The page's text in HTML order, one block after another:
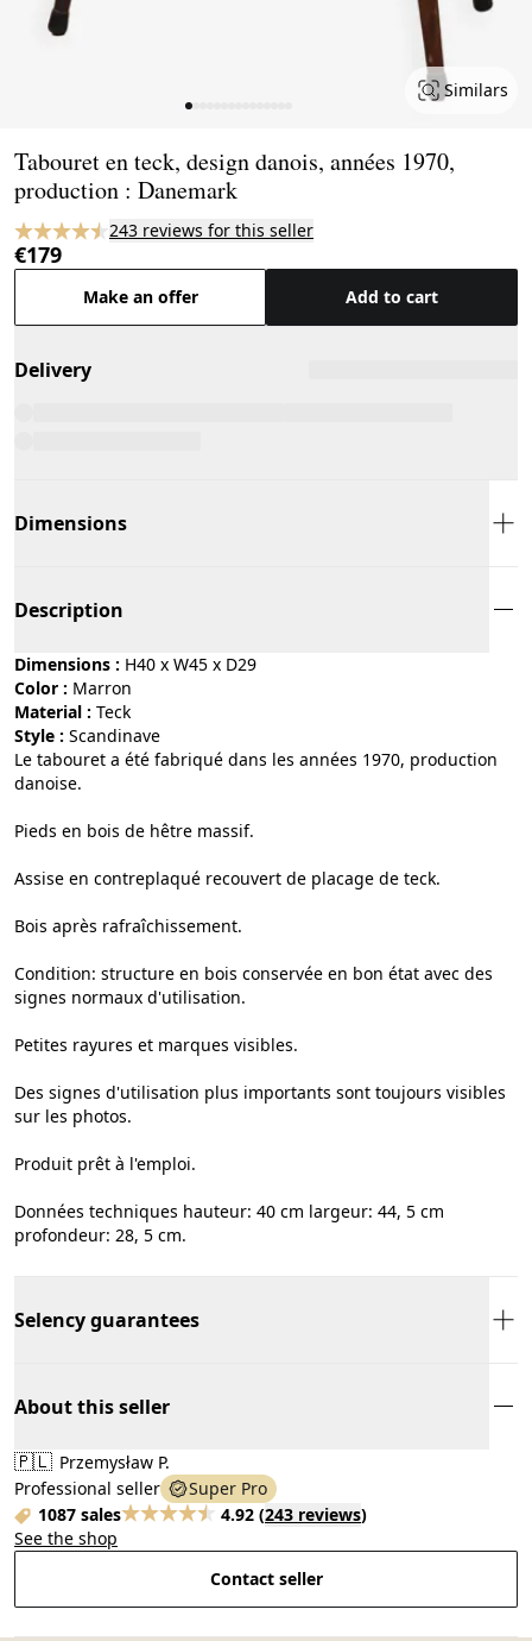
Similars
Tabouret en teck, design danois, années 1970,
production : Danemark
243 reviews for this seller
€179
Make an offer Add to cart
Delivery
Dimensions
Description
Dimensions : H40 x W45 x D29
Color :
marron
Material :
teck
Style :
scandinave
Le tabouret a été fabriqué dans les années 1970, production
danoise.
Pieds en bois de hêtre massif.
Assise en contreplaqué recouvert de placage de teck.
Bois après rafraîchissement.
Condition: structure en bois conservée en bon état avec des
signes normaux d'utilisation.
Petites rayures et marques visibles.
Des signes d'utilisation plus importants sont toujours visibles
sur les photos.
Produit prêt à l'emploi.
Données techniques hauteur: 40 cm largeur: 44, 5 cm
profondeur: 28, 5 cm.
Selency guarantees
About this seller
🇵🇱 Przemysław P.
Professional seller
Super Pro
1087 sales
4.92 (243 reviews)
See the shop
Contact seller